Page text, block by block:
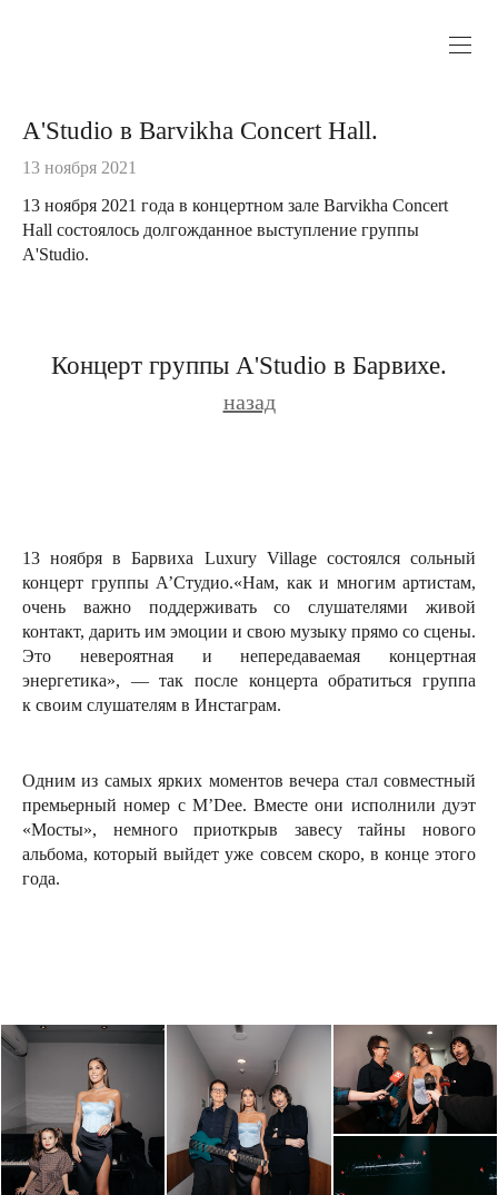
A'Studio в Barvikha Concert Hall.
13 ноября 2021
13 ноября 2021 года в концертном зале Barvikha Concert
Hall состоялось долгожданное выступление группы
A'Studio.
Концерт группы A'Studio в Барвихе.
назад
13 ноября в Барвиха Luxury Village состоялся сольный
концерт группы А’Студио.«Нам, как и многим артистам,
очень важно поддерживать со слушателями живой
контакт, дарить им эмоции и свою музыку прямо со сцены.
Это невероятная и непередаваемая концертная
энергетика», — так после концерта обратиться группа
к своим слушателям в Инстаграм.
Одним из самых ярких моментов вечера стал совместный
премьерный номер с M’Dee. Вместе они исполнили дуэт
«Мосты», немного приоткрыв завесу тайны нового
альбома, который выйдет уже совсем скоро, в конце этого
года.